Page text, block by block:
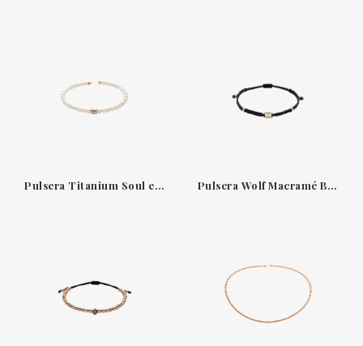
Pulsera Titanium Soul en oro rosa de 18 quilates con aguamarina y 20 diamantes Pulsera Wolf Macramé Bracelets en oro blanco de 18 quilates con eslabón de diamantes